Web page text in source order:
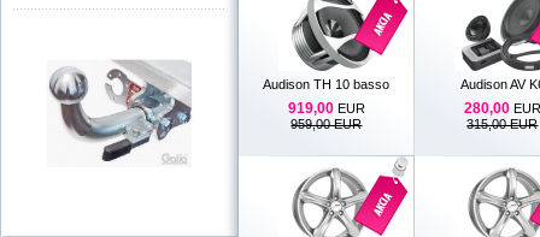
Audison TH 10 basso
919,00 EUR
959,00 EUR
Audison AV
280,00 EUR
315,00 EUR